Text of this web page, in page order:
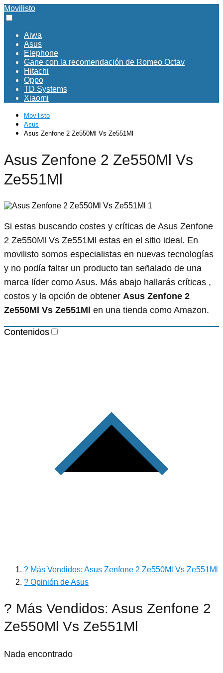
Movilisto
Aiwa
Asus
Elephone
Gane con la recomendación de Romeo Octav
Hitachi
Oppo
TD Systems
Xiaomi
Movilisto
Asus
Asus Zenfone 2 Ze550Ml Vs Ze551Ml
Asus Zenfone 2 Ze550Ml Vs
Ze551Ml
Si estas buscando costes y críticas de Asus Zenfone
2 Ze550Ml Vs Ze551Ml estas en el sitio ideal. En
movilisto somos especialistas en nuevas tecnologías
y no podía faltar un producto tan señalado de una
marca líder como Asus. Más abajo hallarás críticas ,
costos y la opción de obtener Asus Zenfone 2
Ze550Ml Vs Ze551Ml en una tienda como Amazon.
Contenidos
? Más Vendidos: Asus Zenfone 2 Ze550Ml Vs Ze551Ml
? Opinión de Asus
? Más Vendidos: Asus Zenfone 2
Ze550Ml Vs Ze551Ml
Nada encontrado